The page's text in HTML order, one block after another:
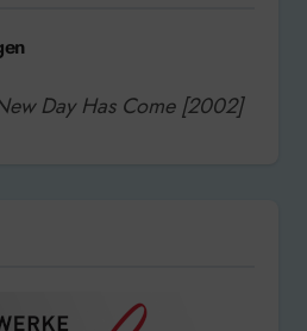
Day Has Come [2002]